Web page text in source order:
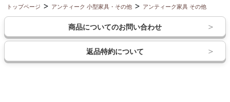
トップページ アンティーク 小型家具・その他 アンティーク家具 その他
商品についてのお問い合わせ
返品特約について